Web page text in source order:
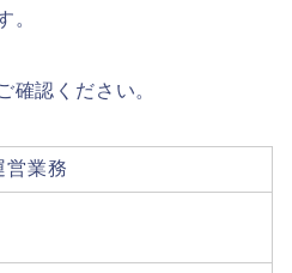
。
確認ください。
営業務